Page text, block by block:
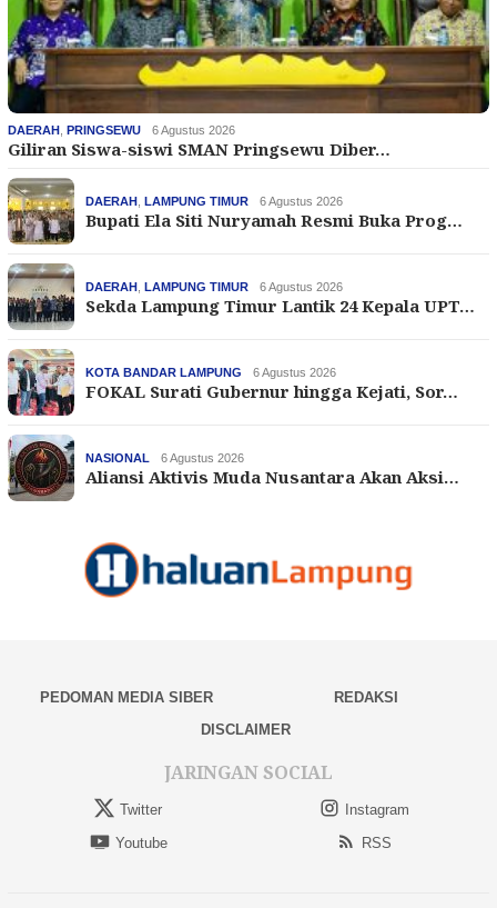
DAERAH PRINGSEWU 6 Agustus 2026
Giliran Siswa-siswi SMAN Pringsewu Diber…
DAERAH LAMPUNG TIMUR 6 Agustus 2026
Bupati Ela Siti Nuryamah Resmi Buka Prog…
DAERAH LAMPUNG TIMUR 6 Agustus 2026
Sekda Lampung Timur Lantik 24 Kepala UPT…
KOTA BANDAR LAMPUNG 6 Agustus 2026
FOKAL Surati Gubernur hingga Kejati, Sor…
NASIONAL 6 Agustus 2026
Aliansi Aktivis Muda Nusantara Akan Aksi…
PEDOMAN MEDIA SIBER
REDAKSI
DISCLAIMER
JARINGAN SOCIAL
Twitter
Instagram
Youtube
RSS